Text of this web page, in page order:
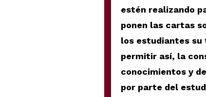
estén realizando
ponen las cartas
los estudiantes su
permitir así, la
conocimientos y
por parte del